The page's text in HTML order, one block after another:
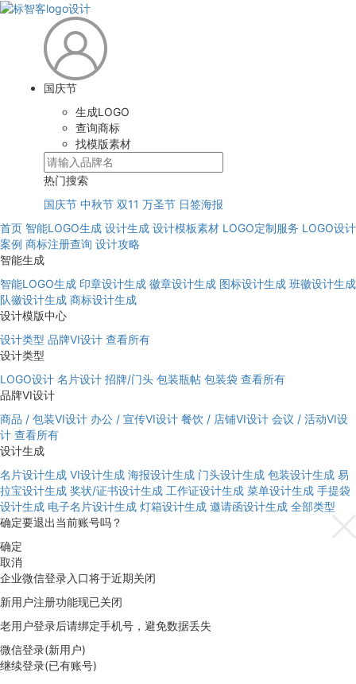
国庆节
生成LOGO
查询商标
找模版素材
热门搜索
国庆节 中秋节 双11 万圣节 日签海报
首页 智能LOGO生成 设计生成 设计模板素材 LOGO定制服务 LOGO设计
案例 商标注册查询 设计攻略
智能生成
智能LOGO生成 印章设计生成 徽章设计生成 图标设计生成 班徽设计生成
队徽设计生成 商标设计生成
设计模版中心
设计类型 品牌VI设计 查看所有
设计类型
LOGO设计 名片设计 招牌/门头 包装瓶帖 包装袋 查看所有
品牌VI设计
商品 / 包装VI设计 办公 / 宣传VI设计 餐饮 / 店铺VI设计 会议 / 活动VI设
计 查看所有
设计生成
名片设计生成 VI设计生成 海报设计生成 门头设计生成 包装设计生成 易
拉宝设计生成 奖状/证书设计生成 工作证设计生成 菜单设计生成 手提袋
设计生成 电子名片设计生成 灯箱设计生成 邀请函设计生成 全部类型
确定要退出当前账号吗？
确定
取消
企业微信登录入口将于近期关闭
新用户注册功能现已关闭
老用户登录后请绑定手机号，避免数据丢失
微信登录(新用户)
继续登录(已有账号)